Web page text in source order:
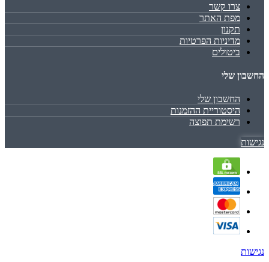
צרו קשר
מפת האתר
תקנון
מדיניות הפרטיות
ביטולים
החשבון שלי
החשבון שלי
היסטוריית ההזמנות
רשימת תפוצה
נגישות
נגישות